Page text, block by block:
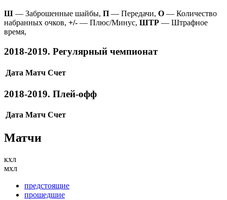
Ш — Заброшенные шайбы, П — Передачи, О — Количество
набранных очков, +/- — Плюс/Минус, ШТР — Штрафное
время,
2018-2019. Регулярный чемпионат
Дата Матч Счет
2018-2019. Плей-офф
Дата Матч Счет
Матчи
кхл
мхл
предстоящие
прошедшие